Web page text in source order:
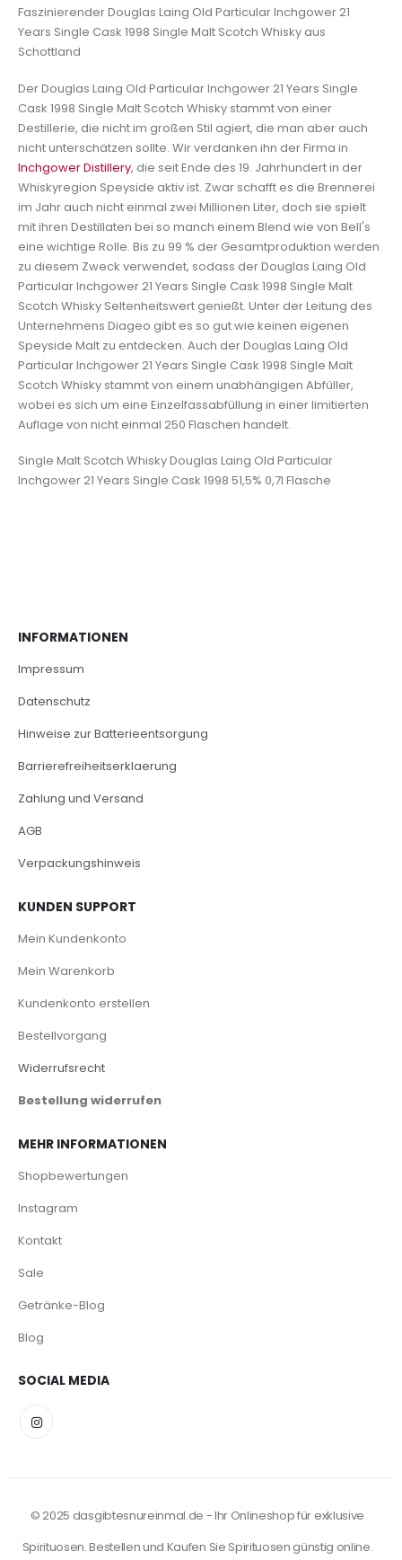
Faszinierender Douglas Laing Old Particular Inchgower 21
Years Single Cask 1998 Single Malt Scotch Whisky aus
Schottland
Der Douglas Laing Old Particular Inchgower 21 Years Single
Cask 1998 Single Malt Scotch Whisky stammt von einer
Destillerie, die nicht im großen Stil agiert, die man aber auch
nicht unterschätzen sollte. Wir verdanken ihn der Firma in
Inchgower Distillery, die seit Ende des 19. Jahrhundert in der
Whiskyregion Speyside aktiv ist. Zwar schafft es die Brennerei
im Jahr auch nicht einmal zwei Millionen Liter, doch sie spielt
mit ihren Destillaten bei so manch einem Blend wie von Bell's
eine wichtige Rolle. Bis zu 99 % der Gesamtproduktion werden
zu diesem Zweck verwendet, sodass der Douglas Laing Old
Particular Inchgower 21 Years Single Cask 1998 Single Malt
Scotch Whisky Seltenheitswert genießt. Unter der Leitung des
Unternehmens Diageo gibt es so gut wie keinen eigenen
Speyside Malt zu entdecken. Auch der Douglas Laing Old
Particular Inchgower 21 Years Single Cask 1998 Single Malt
Scotch Whisky stammt von einem unabhängigen Abfüller,
wobei es sich um eine Einzelfassabfüllung in einer limitierten
Auflage von nicht einmal 250 Flaschen handelt.
Single Malt Scotch Whisky Douglas Laing Old Particular
Inchgower 21 Years Single Cask 1998 51,5% 0,7l Flasche
INFORMATIONEN
Impressum
Datenschutz
Hinweise zur Batterieentsorgung
Barrierefreiheitserklaerung
Zahlung und Versand
AGB
Verpackungshinweis
KUNDEN SUPPORT
Mein Kundenkonto
Mein Warenkorb
Kundenkonto erstellen
Bestellvorgang
Widerrufsrecht
Bestellung widerrufen
MEHR INFORMATIONEN
Shopbewertungen
Instagram
Kontakt
Sale
Getränke-Blog
Blog
SOCIAL MEDIA
© 2025 dasgibtesnureinmal.de - Ihr Onlineshop für exklusive
Spirituosen. Bestellen und Kaufen Sie Spirituosen günstig online.